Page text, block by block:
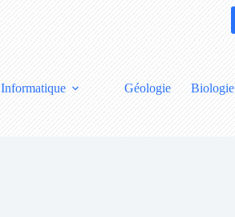
Informatique Géologie Biologie